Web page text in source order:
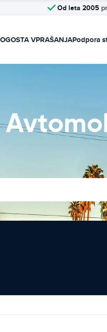
Od leta 2005
VPRAŠANJAPodpora